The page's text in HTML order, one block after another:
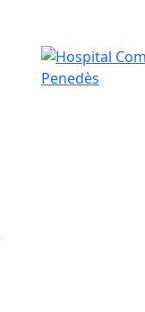
Hospital